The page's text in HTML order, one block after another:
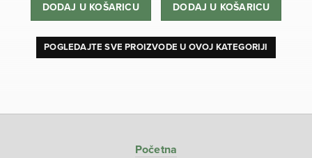
DODAJ U KOŠARICU DODAJ U KOŠARICU
POGLEDAJTE SVE PROIZVODE U OVOJ KATEGORIJI
Početna